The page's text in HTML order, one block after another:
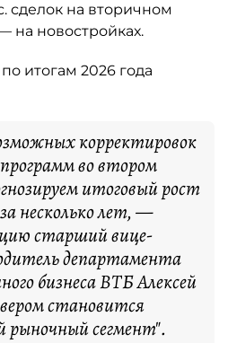
сделок на вторичном
на новостройках.
итогам 2026 года
корректировок
во втором
итоговый рост
несколько лет, —
старший вице-
департамента
бизнеса ВТБ Алексей
становится
рыночный сегмент".